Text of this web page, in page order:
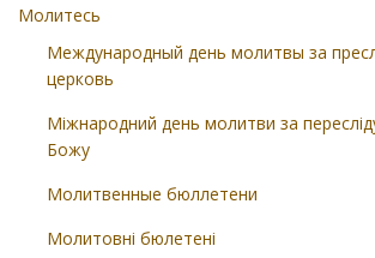
Молитесь
Международный день молитвы за
церковь
Міжнародний день молитви за
Божу
Молитвенные бюллетени
Молитовні бюлетені